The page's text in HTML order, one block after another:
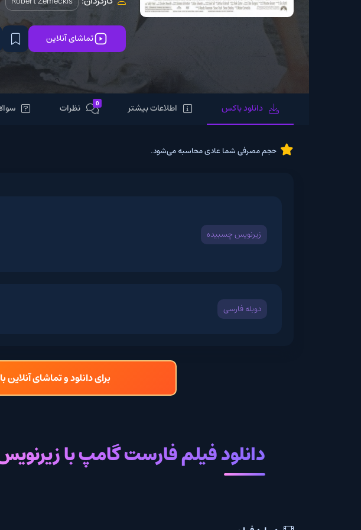
تماشای آنلاین
دانلود باکس اطلاعات بیشتر نظرات سوالات متداول
حجم مصرفی شما عادی محاسبه می‌شود.
زیرنویس چسبیده
برای دانلود و تماشای آنلاین با بهترین
دانلود فیلم فارست گامپ با زیرنویس